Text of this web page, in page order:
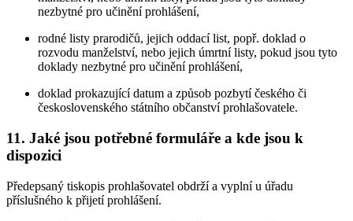
nezbytné pro učinění prohlášení,
rodné listy prarodičů, jejich oddací list, popř. doklad o
rozvodu manželství, nebo jejich úmrtní listy, pokud jsou tyto
doklady nezbytné pro učinění prohlášení,
doklad prokazující datum a způsob pozbytí českého či
československého státního občanství prohlašovatele.
11. Jaké jsou potřebné formuláře a kde jsou k
dispozici
Předepsaný tiskopis prohlašovatel obdrží a vyplní u úřadu
příslušného k přijetí prohlášení.